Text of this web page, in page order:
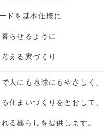
ドを基本仕様に
らせるように
える家づくり
人にも地球にもやさしく、
住まいづくりをとおして、
る暮らしを提供します。